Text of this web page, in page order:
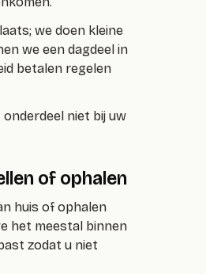
we doen kleine
we een dagdeel in
betalen regelen
niet bij uw
of ophalen
huis of ophalen
het meestal binnen
zodat u niet